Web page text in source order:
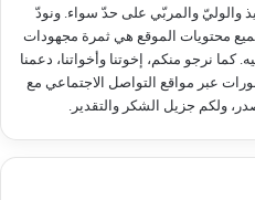
والوليّ والمربّي على حدّ سواء. ونودّ
محتويات الموقع هي ثمرة مجهودات
كما نرجو منكم، إخوتنا وأخواتنا، دعمنا
عبر مواقع التواصل الاجتماعي مع
ولكم جزيل الشكر والتقدير.